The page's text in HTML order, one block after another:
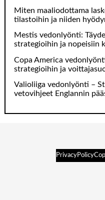
Miten maaliodottama
tilastoihin ja niiden
Mestis vedonlyönti:
strategioihin ja nopeisiin
Copa America
strategioihin ja
Valioliiga vedonlyönti –
vetovihjeet Englannin
PrivacyPolicy